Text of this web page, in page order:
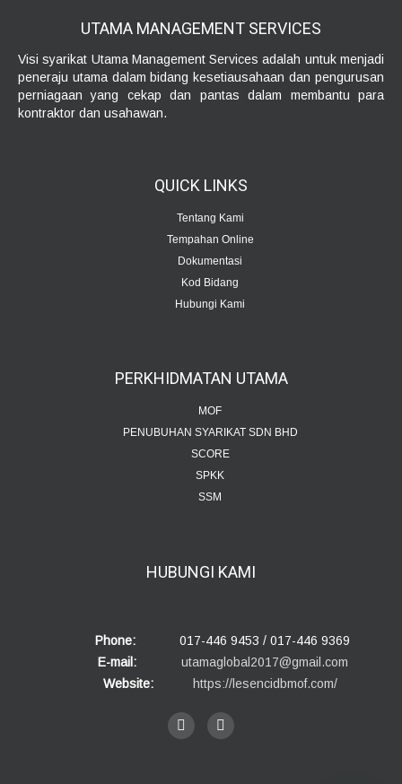
UTAMA MANAGEMENT SERVICES
Visi syarikat Utama Management Services adalah untuk menjadi
peneraju utama dalam bidang kesetiausahaan dan pengurusan
perniagaan yang cekap dan pantas dalam membantu para
kontraktor dan usahawan.
QUICK LINKS
Tentang Kami
Tempahan Online
Dokumentasi
Kod Bidang
Hubungi Kami
PERKHIDMATAN UTAMA
MOF
PENUBUHAN SYARIKAT SDN BHD
SCORE
SPKK
SSM
HUBUNGI KAMI
Phone:
017-446 9453 / 017-446 9369
E-mail:
utamaglobal2017@gmail.com
Website:
https://lesencidbmof.com/